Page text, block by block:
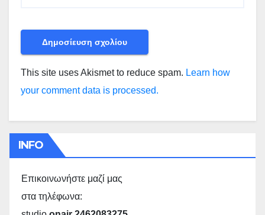
This site uses Akismet to reduce spam. Learn how
your comment data is processed.
INFO
Επικοινωνήστε μαζί μας
στα τηλέφωνα: